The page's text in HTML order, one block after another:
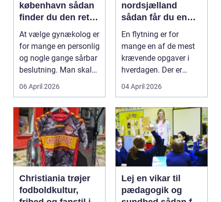
københavn sådan
finder du den rette
specialist
At vælge gynækolog er
for mange en personlig
og nogle gange sårbar
beslutning. Man skal
både føle si...
06 April 2026
nordsjælland
sådan får du en
tryg og effektiv
flytning
En flytning er for
mange en af de mest
krævende opgaver i
hverdagen. Der er
meget at holde styr på,
04 April 2026
Christiania trøjer
fodboldkultur,
Lej en vikar til
pædagogik og